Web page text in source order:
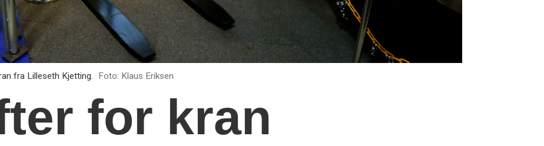
fra Lilleseth Kjetting. Foto: Klaus Eriksen
for kran